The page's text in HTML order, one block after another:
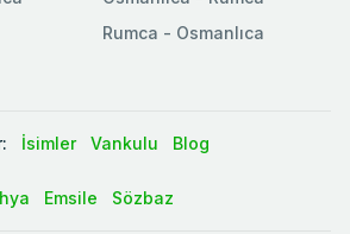
Rumca - Osmanlıca
İsimler Vankulu Blog
Emsile Sözbaz